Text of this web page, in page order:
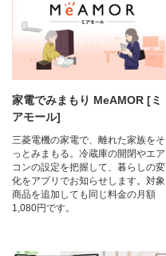
家電でみまもり MeAMOR [ミ
アモール]
三菱電機の家電で、離れた家族をそ
っとみまもる。冷蔵庫の開閉やエア
コンの設定を把握して、暮らしの変
化をアプリでお知らせします。対象
商品を追加しても同じ料金の月額
1,080円です。